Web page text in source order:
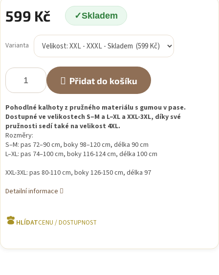
599 Kč Skladem
cena:
Varianta
Přidat do košíku
Pohodlné kalhoty z pružného materiálu s gumou v pase.
Dostupné ve velikostech S–M a L–XL a XXL-3XL, díky své
pružnosti sedí také na velikost 4XL.
Rozměry:
S–M: pas 72–90 cm, boky 98–120 cm, délka 90 cm
L–XL: pas 74–100 cm, boky 116-124 cm, délka 100 cm
XXL-3XL: pas 80-110 cm, boky 126-150 cm, délka 97
Detailní informace
HLÍDAT